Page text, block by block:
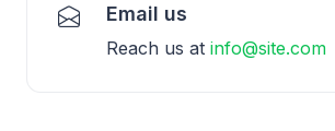
Email us
Reach us at info@site.com